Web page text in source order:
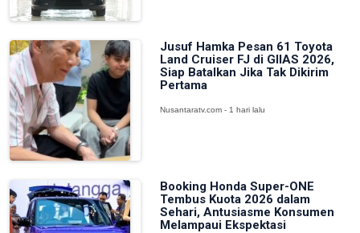
Jusuf Hamka Pesan 61 Toyota
Land Cruiser FJ di GIIAS 2026,
Siap Batalkan Jika Tak Dikirim
Pertama
Nusantaratv.com - 1 hari lalu
Booking Honda Super-ONE
Tembus Kuota 2026 dalam
Sehari, Antusiasme Konsumen
Melampaui Ekspektasi